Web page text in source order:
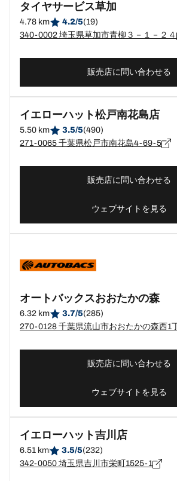
タイヤサービス草加
4.78 km 4.2/5(19)
340-0002 埼玉県草加市青柳３－１－２４
販売店に問い合わせる
イエローハット松戸南花島店
5.50 km 3.5/5(490)
271-0065 千葉県松戸市南花島4-69-5
販売店に問い合わせる
ウェブサイトを見る
オートバックスおおたかの森
6.32 km 3.7/5(285)
270-0128 千葉県流山市おおたかの森西1
販売店に問い合わせる
ウェブサイトを見る
イエローハット吉川店
6.51 km 3.5/5(232)
342-0050 埼玉県吉川市栄町1525-1